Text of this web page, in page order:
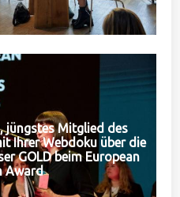
jüngstes Mitglied des
Ihrer Webdoku über die
GOLD beim European
Award